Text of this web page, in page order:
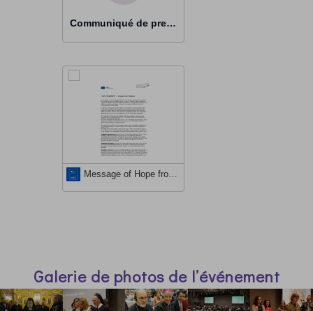
Communiqué de presse
Message of Hope from Timisoara_EN RO DE IT FR_DEF
Galerie de photos de l’événement